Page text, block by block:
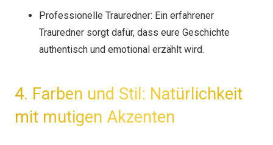
Professionelle Trauredner: Ein erfahrener
Trauredner sorgt dafür, dass eure Geschichte
authentisch und emotional erzählt wird.
4. Farben und Stil: Natürlichkeit
mit mutigen Akzenten